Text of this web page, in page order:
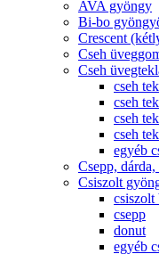
AVA gyöngy
Bi-bo
Crescent
Cseh
Cseh
cseh
cseh
cseh
cseh
egyéb
Csepp,
Csiszolt
csiszolt
csepp
donut
egyéb